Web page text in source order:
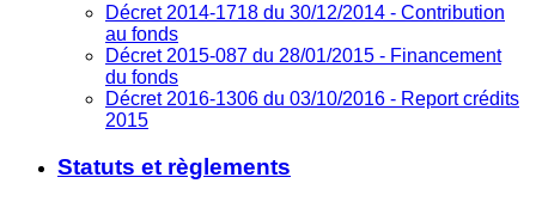
Décret 2014-1718 du 30/12/2014 - Contribution
au fonds
Décret 2015-087 du 28/01/2015 - Financement
du fonds
Décret 2016-1306 du 03/10/2016 - Report crédits
2015
Statuts et règlements